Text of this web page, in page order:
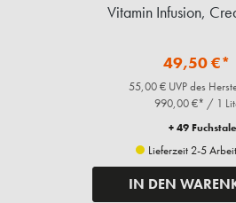
Vitamin Infusion,
49,50 €*
55,00 € UVP des
990,00 €* / 1
+ 49
Lieferzeit 2-5
IN DEN